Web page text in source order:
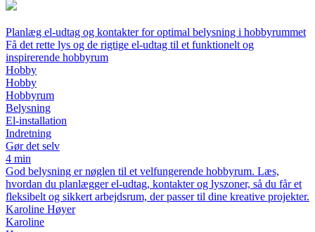
Planlæg el-udtag og kontakter for optimal belysning i hobbyrummet
Få det rette lys og de rigtige el-udtag til et funktionelt og
inspirerende hobbyrum
Hobby
Hobby
Hobbyrum
Belysning
El-installation
Indretning
Gør det selv
4 min
God belysning er nøglen til et velfungerende hobbyrum. Læs,
hvordan du planlægger el-udtag, kontakter og lyszoner, så du får et
fleksibelt og sikkert arbejdsrum, der passer til dine kreative projekter.
Karoline Høyer
Karoline